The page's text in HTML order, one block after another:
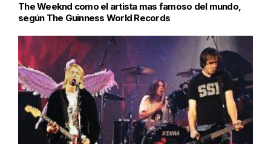
The Weeknd como el artista mas famoso del mundo,
según The Guinness World Records